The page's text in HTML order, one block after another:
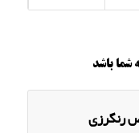
شما باشد